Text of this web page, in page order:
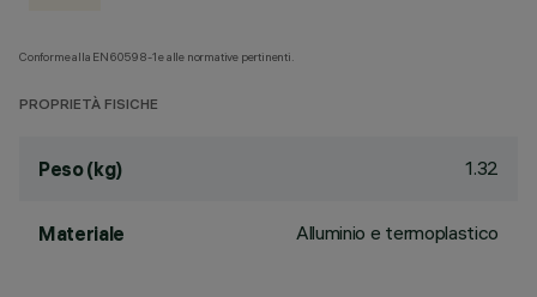
Conforme alla EN60598-1 e alle normative pertinenti.
PROPRIETÀ FISICHE
Peso (kg) 1.32
Materiale Alluminio e termoplastico